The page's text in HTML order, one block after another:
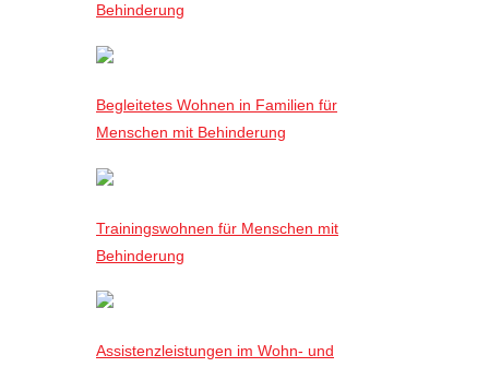
Behinderung
Begleitetes Wohnen in Familien für
Menschen mit Behinderung
Trainingswohnen für Menschen mit
Behinderung
Assistenzleistungen im Wohn- und